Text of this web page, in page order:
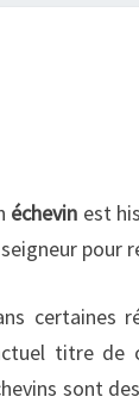
échevin est
pour
certaines
titre de
sont